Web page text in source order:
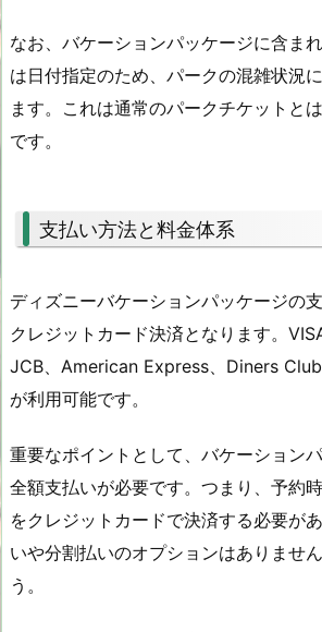
なお、バケーションパッケージに含ま
は日付指定のため、パークの混雑状況
ます。これは通常のパークチケットと
です。
支払い方法と料金体系
ディズニーバケーションパッケージの
クレジットカード決済となります。
JCB、American Express、Diners
が利用可能です。
重要なポイントとして、バケーション
全額支払いが必要です。つまり、予約
をクレジットカードで決済する必要が
いや分割払いのオプションはありませ
う。